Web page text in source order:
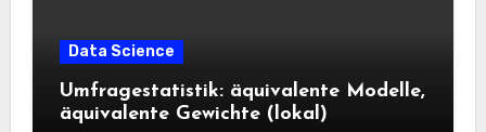
Data Science
Umfragestatistik: äquivalente Modelle,
äquivalente Gewichte (lokal)